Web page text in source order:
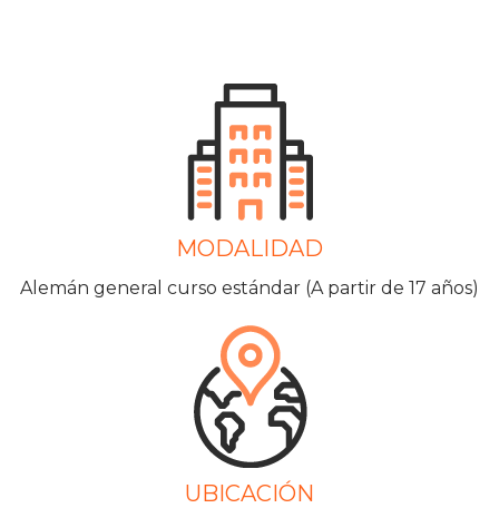
MODALIDAD
Alemán general curso estándar (A partir de 17 años)
UBICACIÓN